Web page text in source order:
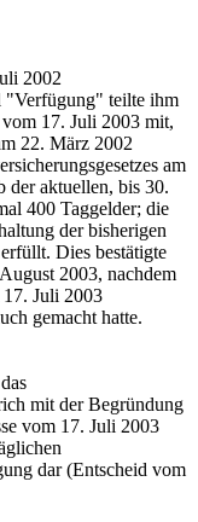
2002
"Verfügung" teilte ihm
17. Juli 2003 mit,
22. März 2002
am
der aktuellen, bis 30.
400 Taggelder; die
der bisherigen
Dies bestätigte
2003, nachdem
Juli 2003
gemacht hatte.
mit der Begründung
vom 17. Juli 2003
dar (Entscheid vom